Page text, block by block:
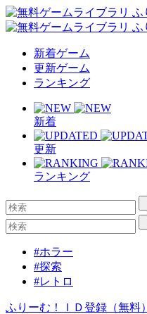
新着ゲーム
更新ゲーム
ランキング
新着
更新
ランキング
#ホラー
#探索
#レトロ
ふりーむ！ＩＤ登録（無料）